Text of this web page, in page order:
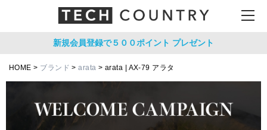
新規会員登録で５００ポイント プレゼント
HOME ブランド arata arata | AX-79 アラタ